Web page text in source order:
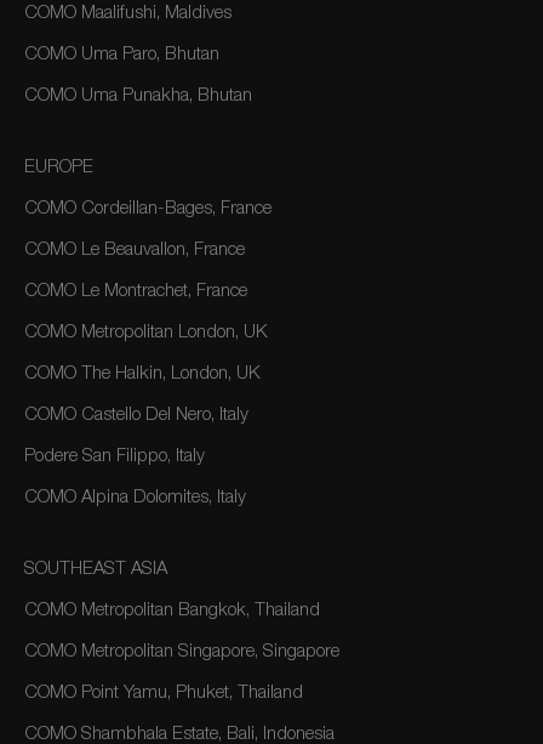
COMO Maalifushi, Maldives
COMO Uma Paro, Bhutan
COMO Uma Punakha, Bhutan
EUROPE
COMO Cordeillan-Bages, France
COMO Le Beauvallon, France
COMO Le Montrachet, France
COMO Metropolitan London, UK
COMO The Halkin, London, UK
COMO Castello Del Nero, Italy
Podere San Filippo, Italy
COMO Alpina Dolomites, Italy
SOUTHEAST ASIA
COMO Metropolitan Bangkok, Thailand
COMO Metropolitan Singapore, Singapore
COMO Point Yamu, Phuket, Thailand
COMO Shambhala Estate, Bali, Indonesia